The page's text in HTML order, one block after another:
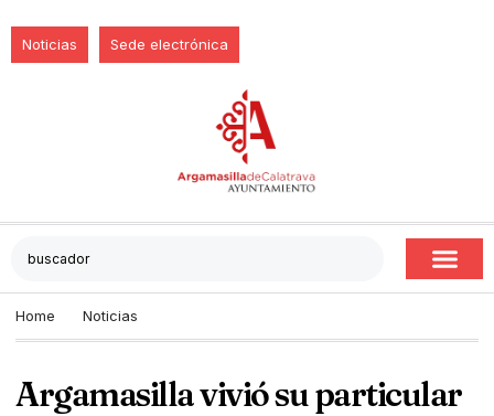
Noticias Sede electrónica
Home Noticias
Argamasilla vivió su particular